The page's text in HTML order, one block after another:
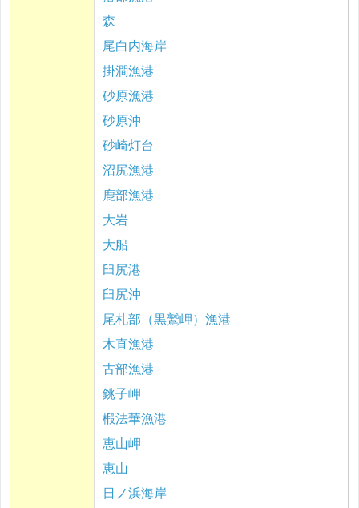
森
尾白内海岸
掛澗漁港
砂原漁港
砂原沖
砂崎灯台
沼尻漁港
鹿部漁港
大岩
大船
臼尻港
臼尻沖
尾札部（黒鷲岬）漁港
木直漁港
古部漁港
銚子岬
椴法華漁港
恵山岬
恵山
日ノ浜海岸